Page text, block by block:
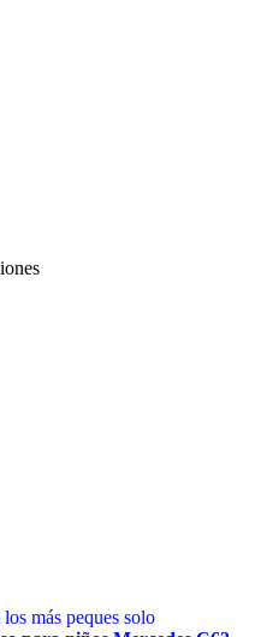
más peques solo